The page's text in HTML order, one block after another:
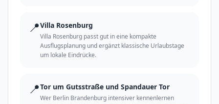
📍Villa Rosenburg
Villa Rosenburg passt gut in eine kompakte
Ausflugsplanung und ergänzt klassische Urlaubstage
um lokale Eindrücke.
📍Tor um Gutsstraße und Spandauer Tor
Wer Berlin Brandenburg intensiver kennenlernen